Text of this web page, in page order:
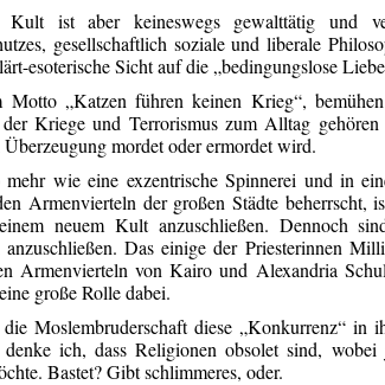
Kult ist aber keineswegs gewalttätig und
gesellschaftlich soziale und liberale
esoterische Sicht auf die „bedingungslose
Motto „Katzen führen keinen Krieg“,
Kriege und Terrorismus zum Alltag
mordet oder ermordet wird.
wie eine exzentrische Spinnerei und in
Armenvierteln der großen Städte beherrscht,
neuem Kult anzuschließen. Dennoch
anzuschließen. Das einige der Priesterinnen
Armenvierteln von Kairo und Alexandria
große Rolle dabei.
Moslembruderschaft diese „Konkurrenz“ in
denke ich, dass Religionen obsolet sind,
Bastet? Gibt schlimmeres, oder.